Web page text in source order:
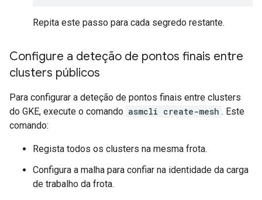
Repita este passo para cada segredo restante.
Configure a deteção de pontos finais entre
clusters públicos
Para configurar a deteção de pontos finais entre clusters
do GKE, execute o comando asmcli create-mesh . Este
comando:
Regista todos os clusters na mesma frota.
Configura a malha para confiar na identidade da carga
de trabalho da frota.